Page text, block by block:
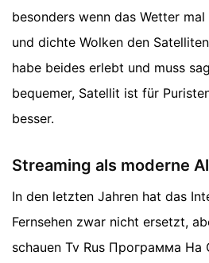
besonders wenn das Wetter
und dichte Wolken den
habe beides erlebt und muss
bequemer, Satellit ist für
besser.
Streaming als moderne
In den letzten Jahren hat das
Fernsehen zwar nicht ersetzt,
schauen Tv Rus Программа На